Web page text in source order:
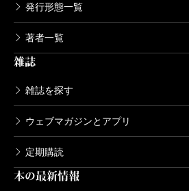
発行形態一覧
著者一覧
雑誌
雑誌を探す
ウェブマガジンとアプリ
定期購読
本の最新情報